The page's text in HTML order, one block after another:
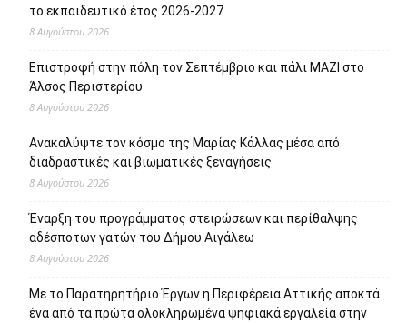
το εκπαιδευτικό έτος 2026-2027
8 Αυγούστου 2026
Επιστροφή στην πόλη τον Σεπτέμβριο και πάλι ΜΑΖΙ στο
Άλσος Περιστερίου
8 Αυγούστου 2026
Ανακαλύψτε τον κόσμο της Μαρίας Κάλλας μέσα από
διαδραστικές και βιωματικές ξεναγήσεις
8 Αυγούστου 2026
Έναρξη του προγράμματος στειρώσεων και περίθαλψης
αδέσποτων γατών του Δήμου Αιγάλεω
8 Αυγούστου 2026
Με το Παρατηρητήριο Έργων η Περιφέρεια Αττικής αποκτά
ένα από τα πρώτα ολοκληρωμένα ψηφιακά εργαλεία στην